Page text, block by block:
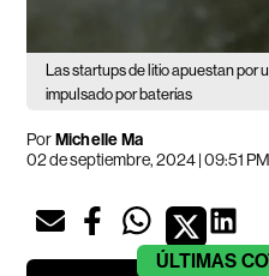
Las startups de litio apuestan
impulsado por baterías
PorMichelle Ma
02 de septiembre, 2024 | 09:51 PM
ÚLTIMAS